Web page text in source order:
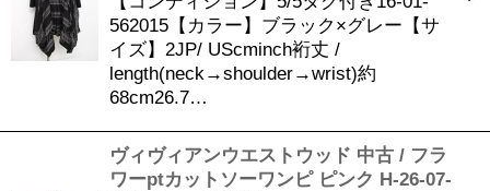
562015【カラー】ブラック×グレー【サ
イズ】2JP/ UScminch裄丈 /
length(neck→shoulder→wrist)約
68cm26.7…
ヴィヴィアンウエストウッド 中古 / フラ
ワーptカットソーワンピ ピンク H-26-07-